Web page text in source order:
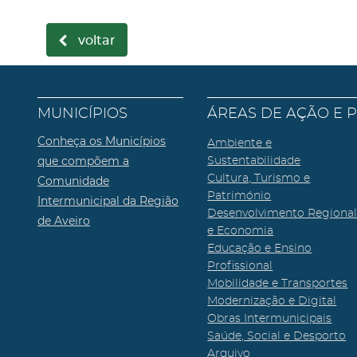
voltar
MUNICÍPIOS
Conheça os Municípios
que compõem a
Comunidade
Intermunicipal da Região
de Aveiro
ÁREAS DE AÇÃO E
Ambiente e
Sustentabilidade
Cultura, Turismo e
Património
Desenvolvimento Regional
e Economia
Educação e Ensino
Profissional
Mobilidade e Transportes
Modernização e Digital
Obras Intermunicipais
Saúde, Social e Desporto
Arquivo